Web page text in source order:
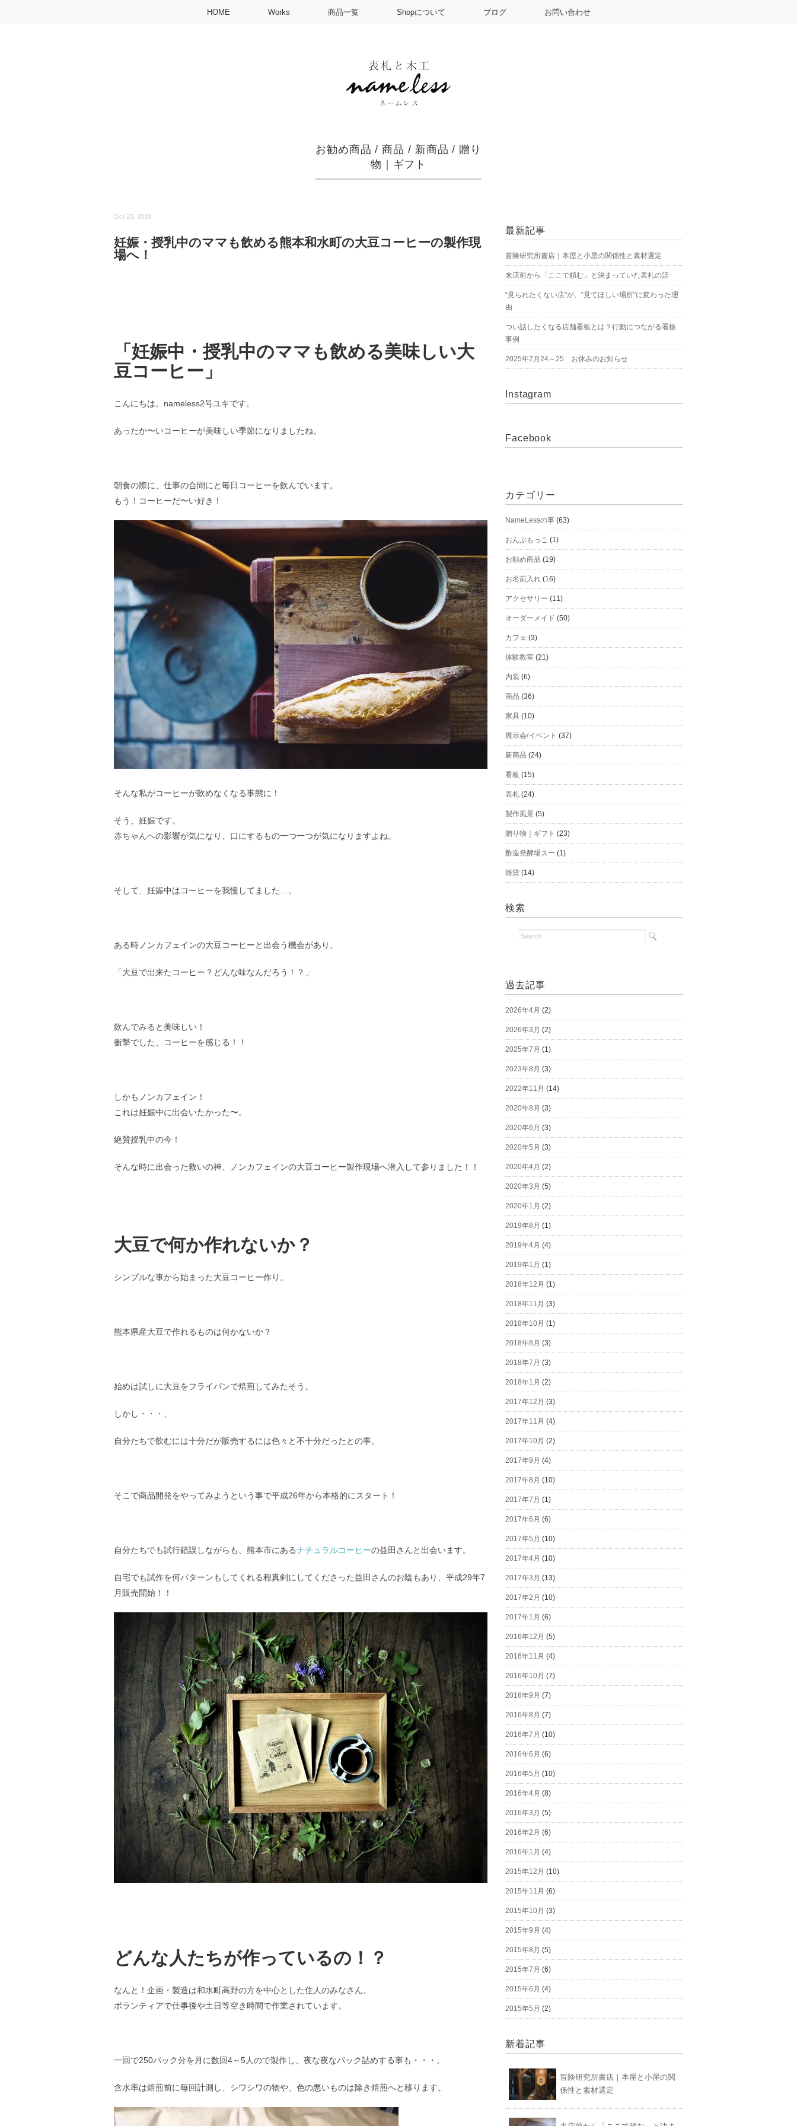
HOME Works 商品一覧 Shopについて ブログ お問い合わせ
お勧め商品 /商品 / 新商品 / 贈り
物｜ギフト
Oct 23, 2018
妊娠・授乳中のママも飲める熊本和水町の大豆コーヒーの製作現
場へ！
「妊娠中・授乳中のママも飲める美味しい大
豆コーヒー」
こんにちは。nameless2号ユキです。
あったか〜いコーヒーが美味しい季節になりましたね。
朝食の際に、仕事の合間にと毎日コーヒーを飲んでいます。
もう！コーヒーだ〜い好き！
そんな私がコーヒーが飲めなくなる事態に！
そう、妊娠です。
赤ちゃんへの影響が気になり、口にするもの一つ一つが気になりますよね。
そして、妊娠中はコーヒーを我慢してました…。
ある時ノンカフェインの大豆コーヒーと出会う機会があり、
「大豆で出来たコーヒー？どんな味なんだろう！？」
飲んでみると美味しい！
衝撃でした、コーヒーを感じる！！
しかもノンカフェイン！
これは妊娠中に出会いたかった〜。
絶賛授乳中の今！
そんな時に出会った救いの神、ノンカフェインの大豆コーヒー製作現場へ潜入して参りました！！
大豆で何か作れないか？
シンプルな事から始まった大豆コーヒー作り。
熊本県産大豆で作れるものは何かないか？
始めは試しに大豆をフライパンで焙煎してみたそう。
しかし・・・、
自分たちで飲むには十分だが販売するには色々と不十分だったとの事。
そこで商品開発をやってみようという事で平成26年から本格的にスタート！
自分たちでも試行錯誤しながらも、熊本市にあるナチュラルコーヒーの益田さんと出会います。
自宅でも試作を何パターンもしてくれる程真剣にしてくださった益田さんのお陰もあり、平成29年7
月販売開始！！
どんな人たちが作っているの！？
なんと！企画・製造は和水町高野の方を中心とした住人のみなさん。
ボランティアで仕事後や土日等空き時間で作業されています。
一回で250パック分を月に数回4～5人ので製作し、夜な夜なパック詰めする事も・・・。
含水率は焙煎前に毎回計測し、シワシワの物や、色の悪いものは除き焙煎へと移ります。
最新記事
冒険研究所書店｜本屋と小屋の関係性と素材選定
来店前から「ここで頼む」と決まっていた表札の話
“見られたくない店”が、“見てほしい場所”に変わった理
由
つい話したくなる店舗看板とは？行動につながる看板
事例
2025年7月24～25 お休みのお知らせ
Instagram
Facebook
カテゴリー
NameLessの事 (63)
おんぶもっこ (1)
お勧め商品 (19)
お名前入れ (16)
アクセサリー (11)
オーダーメイド (50)
カフェ (3)
体験教室 (21)
内装 (6)
商品 (36)
家具 (10)
展示会/イベント (37)
新商品 (24)
看板 (15)
表札 (24)
製作風景 (5)
贈り物｜ギフト (23)
酢造発酵場スー (1)
雑貨 (14)
検索
過去記事
2026年4月 (2)
2026年3月 (2)
2025年7月 (1)
2023年8月 (3)
2022年11月 (14)
2020年8月 (3)
2020年6月 (3)
2020年5月 (3)
2020年4月 (2)
2020年3月 (5)
2020年1月 (2)
2019年8月 (1)
2019年4月 (4)
2019年1月 (1)
2018年12月 (1)
2018年11月 (3)
2018年10月 (1)
2018年8月 (3)
2018年7月 (3)
2018年1月 (2)
2017年12月 (3)
2017年11月 (4)
2017年10月 (2)
2017年9月 (4)
2017年8月 (10)
2017年7月 (1)
2017年6月 (6)
2017年5月 (10)
2017年4月 (10)
2017年3月 (13)
2017年2月 (10)
2017年1月 (6)
2016年12月 (5)
2016年11月 (4)
2016年10月 (7)
2016年9月 (7)
2016年8月 (7)
2016年7月 (10)
2016年6月 (6)
2016年5月 (10)
2016年4月 (8)
2016年3月 (5)
2016年2月 (6)
2016年1月 (4)
2015年12月 (10)
2015年11月 (6)
2015年10月 (3)
2015年9月 (4)
2015年8月 (5)
2015年7月 (6)
2015年6月 (4)
2015年5月 (2)
新着記事
冒険研究所書店｜本屋と小屋の関
係性と素材選定